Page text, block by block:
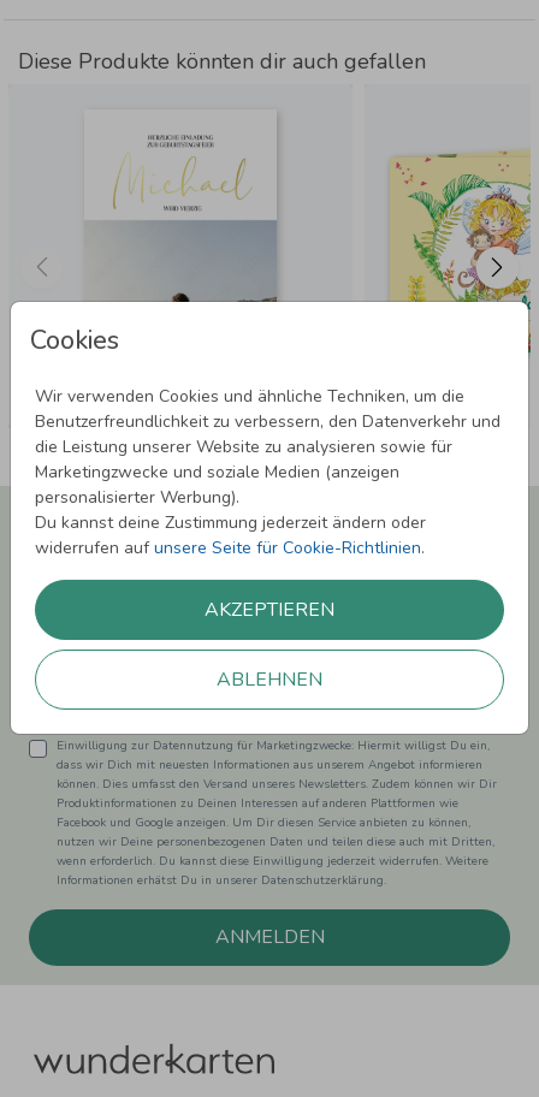
Cookies
Wir verwenden Cookies und ähnliche Techniken, um die
Benutzerfreundlichkeit zu verbessern, den Datenverkehr und
die Leistung unserer Website zu analysieren sowie für
Marketingzwecke und soziale Medien (anzeigen
personalisierter Werbung).
Du kannst deine Zustimmung jederzeit ändern oder
widerrufen aufunsere Seite für Cookie-Richtlinien.
AKZEPTIEREN
ABLEHNEN
Diese Produkte könnten dir auch gefallen
Newsletter abonnieren und 5,00 € Rabatt**
sichern!
Melde Dich zu unserem Newsletter an und bleibe auf dem
Laufenden.
Einwilligung zur Datennutzung für Marketingzwecke: Hiermit willigst Du ein,
dass wir Dich mit neuesten Informationen aus unserem Angebot informieren
können. Dies umfasst den Versand unseres Newsletters. Zudem können wir Dir
Produktinformationen zu Deinen Interessen auf anderen Plattformen wie
Facebook und Google anzeigen. Um Dir diesen Service anbieten zu können,
nutzen wir Deine personenbezogenen Daten und teilen diese auch mit Dritten,
wenn erforderlich. Du kannst diese Einwilligung jederzeit widerrufen. Weitere
Informationen erhätst Du in unserer Datenschutzerklärung.
ANMELDEN